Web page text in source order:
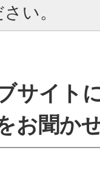
い。
サイト
お聞か